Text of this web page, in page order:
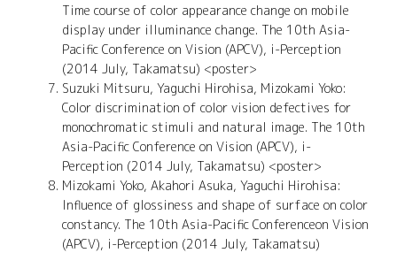
Time course of color appearance change on mobile
display under illuminance change. The 10th Asia-
Pacific Conference on Vision (APCV), i-Perception
(2014 July, Takamatsu) <poster>
Suzuki Mitsuru, Yaguchi Hirohisa, Mizokami Yoko:
Color discrimination of color vision defectives for
monochromatic stimuli and natural image. The 10th
Asia-Pacific Conference on Vision (APCV), i-
Perception (2014 July, Takamatsu) <poster>
Mizokami Yoko, Akahori Asuka, Yaguchi Hirohisa:
Influence of glossiness and shape of surface on color
constancy. The 10th Asia-Pacific Conferenceon Vision
(APCV), i-Perception (2014 July, Takamatsu)